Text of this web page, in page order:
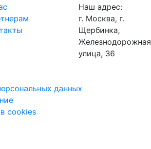
Наш адрес:
г. Москва, г.
Щербинка,
Железнодорожная
улица, 36
данных
cookies